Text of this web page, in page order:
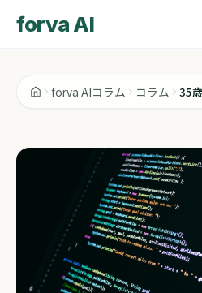
forva AI
forva AIコラム コラム